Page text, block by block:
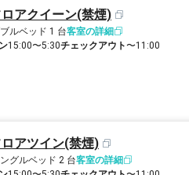
アクイーン(禁煙)
ルベッド 1 台客室の詳細
15:00〜5:30チェックアウト〜11:00
アツイン(禁煙)
グルベッド 2 台客室の詳細